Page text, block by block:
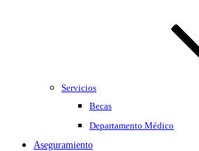
Servicios
Becas
Departamento Médico
Aseguramiento